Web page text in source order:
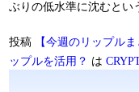
ぶりの低水準に沈むと
投稿
【今週のリップル
ップルを活用？ は